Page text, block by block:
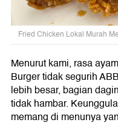
Fried Chicken Lokal Murah
Menurut kami, rasa
Burger tidak segurih
lebih besar, bagian
tidak hambar.
memang di menunya